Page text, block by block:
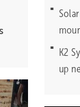
K2
up